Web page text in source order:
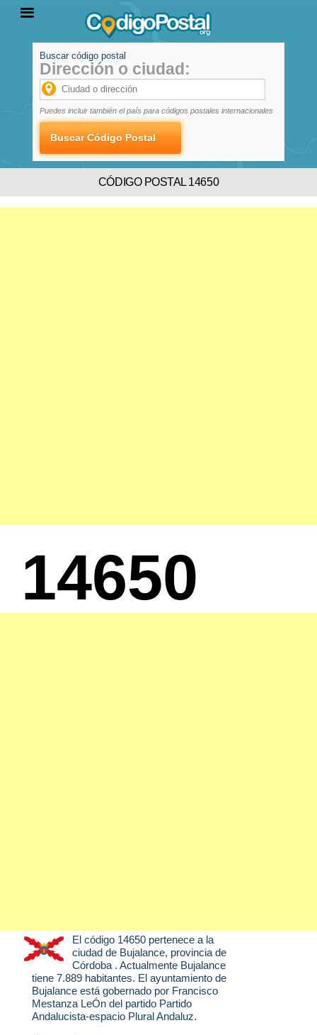
PROVINCIAS
LOCALIDADES
Buscar código postal
Dirección o ciudad:
Puedes incluir también el país para códigos postales internacionales
CÓDIGO POSTAL 14650
14650
El código 14650 pertenece a la
ciudad de Bujalance, provincia de
Córdoba . Actualmente Bujalance
tiene 7.889 habitantes. El ayuntamiento de
Bujalance está gobernado por Francisco
Mestanza LeÓn del partido Partido
Andalucista-espacio Plural Andaluz.